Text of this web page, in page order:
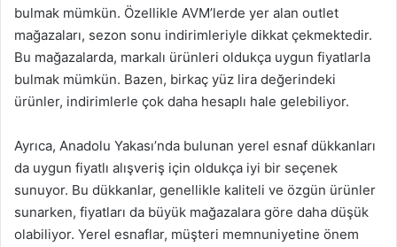
bulmak mümkün. Özellikle AVM’lerde yer alan outlet
mağazaları, sezon sonu indirimleriyle dikkat çekmektedir.
Bu mağazalarda, markalı ürünleri oldukça uygun fiyatlarla
bulmak mümkün. Bazen, birkaç yüz lira değerindeki
ürünler, indirimlerle çok daha hesaplı hale gelebiliyor.
Ayrıca, Anadolu Yakası’nda bulunan yerel esnaf dükkanları
da uygun fiyatlı alışveriş için oldukça iyi bir seçenek
sunuyor. Bu dükkanlar, genellikle kaliteli ve özgün ürünler
sunarken, fiyatları da büyük mağazalara göre daha düşük
olabiliyor. Yerel esnaflar, müşteri memnuniyetine önem